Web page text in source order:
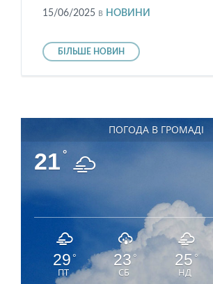
15/06/2025 в НОВИНИ
БІЛЬШЕ НОВИН
ПОГОДА В ГРОМАДІ
21 °
29 °
ПТ
23°
СБ
25 °
НД